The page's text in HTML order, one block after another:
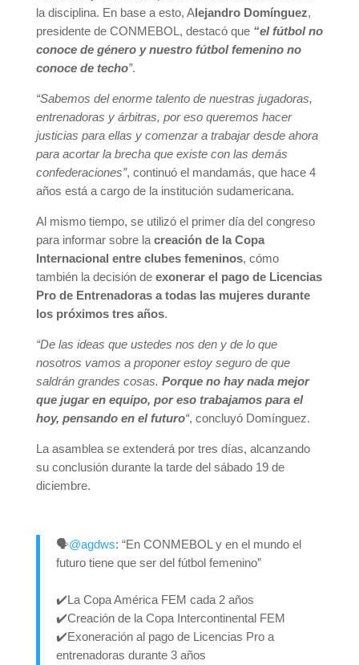
la disciplina. En base a esto, Alejandro Domínguez,
presidente de CONMEBOL, destacó que “el fútbol no
conoce de género y nuestro fútbol femenino no
conoce de techo”.
“Sabemos del enorme talento de nuestras jugadoras,
entrenadoras y árbitras, por eso queremos hacer
justicias para ellas y comenzar a trabajar desde ahora
para acortar la brecha que existe con las demás
confederaciones”, continuó el mandamás, que hace 4
años está a cargo de la institución sudamericana.
Al mismo tiempo, se utilizó el primer día del congreso
para informar sobre la creación de la Copa
Internacional entre clubes femeninos, cómo
también la decisión de exonerar el pago de Licencias
Pro de Entrenadoras a todas las mujeres durante
los próximos tres años.
“De las ideas que ustedes nos den y de lo que
nosotros vamos a proponer estoy seguro de que
saldrán grandes cosas. Porque no hay nada mejor
que jugar en equipo, por eso trabajamos para el
hoy, pensando en el futuro“, concluyó Domínguez.
La asamblea se extenderá por tres días, alcanzando
su conclusión durante la tarde del sábado 19 de
diciembre.
🗣️@agdws: “En CONMEBOL y en el mundo el
futuro tiene que ser del fútbol femenino”
✔️La Copa América FEM cada 2 años
✔️Creación de la Copa Intercontinental FEM
✔️Exoneración al pago de Licencias Pro a
entrenadoras durante 3 años